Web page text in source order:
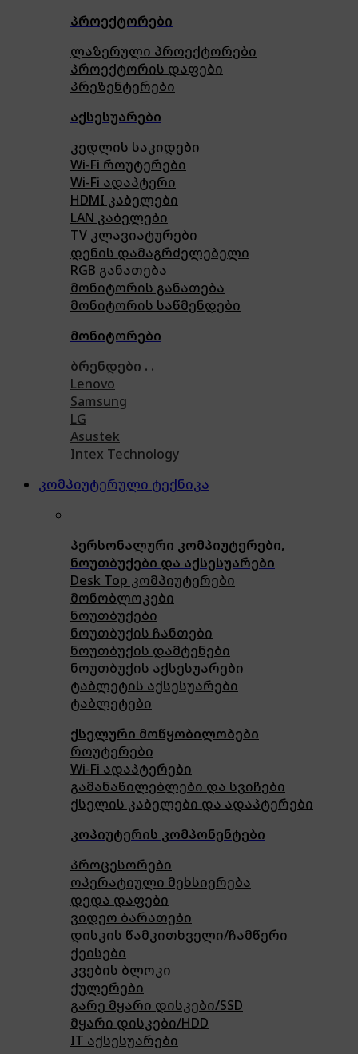
პროექტორები
ლაზერული პროექტორები
პროექტორის დაფები
პრეზენტერები
აქსესუარები
კედლის საკიდები
Wi-Fi როუტერები
Wi-Fi ადაპტერი
HDMI კაბელები
LAN კაბელები
TV კლავიატურები
დენის დამაგრძელებელი
RGB განათება
მონიტორის განათება
მონიტორის საწმენდები
მონიტორები
ბრენდები . .
Lenovo
Samsung
LG
Asustek
Intex Technology
კომპიუტერული ტექნიკა
პერსონალური კომპიუტერები,
ნოუთბუქები და აქსესუარები
Desk Top კომპიუტერები
მონობლოკები
ნოუთბუქები
ნოუთბუქის ჩანთები
ნოუთბუქის დამტენები
ნოუთბუქის აქსესუარები
ტაბლეტის აქსესუარები
ტაბლეტები
ქსელური მოწყობილობები
როუტერები
Wi-Fi ადაპტერები
გამანაწილებლები და სვიჩები
ქსელის კაბელები და ადაპტერები
კოპიუტერის კომპონენტები
პროცესორები
ოპერატიული მეხსიერება
დედა დაფები
ვიდეო ბარათები
დისკის წამკითხველი/ჩამწერი
ქეისები
კვების ბლოკი
ქულერები
გარე მყარი დისკები/SSD
მყარი დისკები/HDD
IT აქსესუარები